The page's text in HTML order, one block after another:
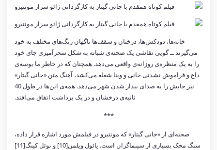
خانه‌ها، دودکش‌ها، درختان و سقف‌ها ناگهان رنگ‌های مختلف به خود
می‌گیرند ــ گویی نقاشی یک صحنه‌ی شبانه به شکل سحرآمیزی جای خود
را به یک منظره‌ی روزانه‌ی واقعی می‌دهد. همچنان که در خاطر ما بوسه‌ی
داغ و فراموش نشدنی جانی و وینا شعله می‌کشد، آهنگ متن «جانی گیتار»
نیز جایش را به صدای بیدار شدن شهر می‌دهد. همه‌ی این‌ها در طول 40
ثانیه‌ی درخشان و در یک برداشت اتفاق می‌افتد.
***
صحنه‌ای از «جانی گیتار» که مونتیرو در فیلمش مورد اشاره قرار داده،
سنگ محک بسیاری از سینماگران است. پائول ویلمن[10] و نوئل کینگ[11]